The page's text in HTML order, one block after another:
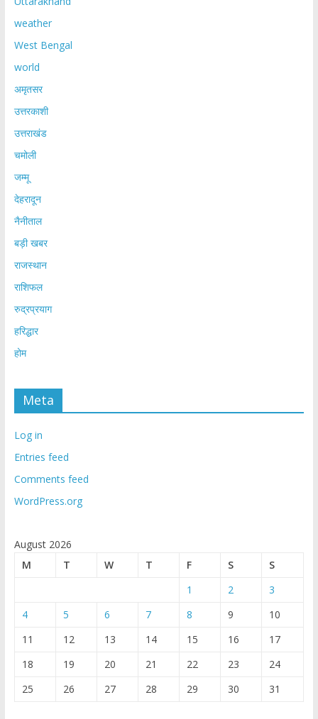
weather
West Bengal
world
अमृतसर
उत्तरकाशी
उत्तराखंड
चमोली
जम्मू
देहरादून
नैनीताल
बड़ी खबर
राजस्थान
राशिफल
रुद्रप्रयाग
हरिद्धार
होम
Meta
Log in
Entries feed
Comments feed
WordPress.org
August 2026
M
T W T F S
S
1
2
3
4
5 6 7 8 9
10
11
12 13 14 15 16
17
18
19 20 21 22 23
24
25
26 27 28 29 30 31